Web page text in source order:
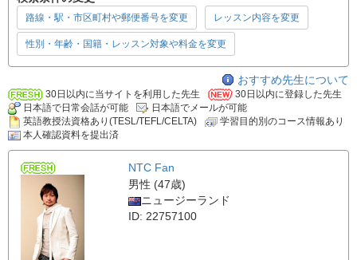
路線・駅・市区町村や郵便番号を変更 レッスン内容を変更
性別・年齢・国籍・レッスン対象や料金を変更
おすすめ先生について
30日以内に当サイトを利用した先生
30日以内に登録した先生
日本語で日常会話が可能
日本語でメールが可能
英語教授法資格あり(TESL/TEFL/CELTA)
学習目的別のコース情報あり
本人確認資料を提出済
NTC Fan
男性 (47歳)
ニュージーランド
ID: 22757100